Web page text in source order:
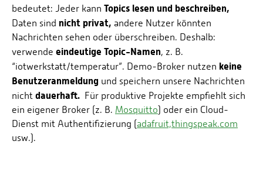
bedeutet: Jeder kann Topics lesen und beschreiben,
Daten sind nicht privat, andere Nutzer könnten
Nachrichten sehen oder überschreiben. Deshalb:
verwende eindeutige Topic-Namen, z. B.
“iotwerkstatt/temperatur”. Demo-Broker nutzen keine
Benutzeranmeldung und speichern unsere Nachrichten
nicht dauerhaft. Für produktive Projekte empfiehlt sich
ein eigener Broker (z. B. Mosquitto) oder ein Cloud-
Dienst mit Authentifizierung (adafruit,thingspeak.com
usw.).